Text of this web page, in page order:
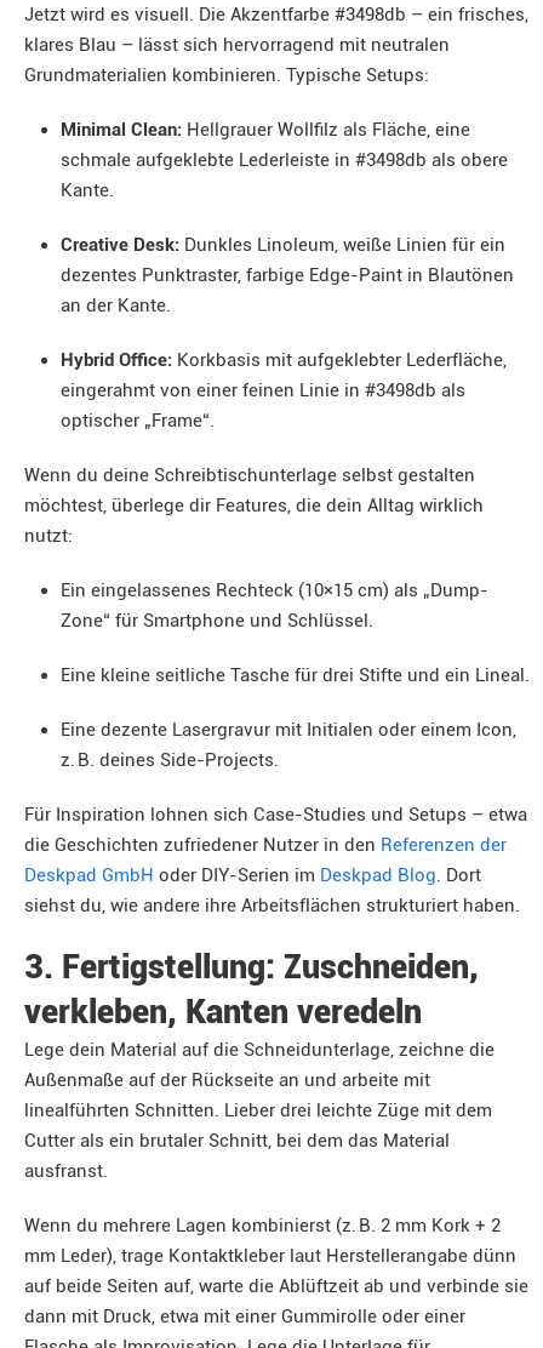
Jetzt wird es visuell. Die Akzentfarbe #3498db – ein frisches,
klares Blau – lässt sich hervorragend mit neutralen
Grundmaterialien kombinieren. Typische Setups:
Minimal Clean: Hellgrauer Wollfilz als Fläche, eine
schmale aufgeklebte Lederleiste in #3498db als obere
Kante.
Creative Desk: Dunkles Linoleum, weiße Linien für ein
dezentes Punktraster, farbige Edge-Paint in Blautönen
an der Kante.
Hybrid Office: Korkbasis mit aufgeklebter Lederfläche,
eingerahmt von einer feinen Linie in #3498db als
optischer „Frame“.
Wenn du deine Schreibtischunterlage selbst gestalten
möchtest, überlege dir Features, die dein Alltag wirklich
nutzt:
Ein eingelassenes Rechteck (10×15 cm) als „Dump-
Zone“ für Smartphone und Schlüssel.
Eine kleine seitliche Tasche für drei Stifte und ein Lineal.
Eine dezente Lasergravur mit Initialen oder einem Icon,
z. B. deines Side-Projects.
Für Inspiration lohnen sich Case-Studies und Setups – etwa
die Geschichten zufriedener Nutzer in den Referenzen der
Deskpad GmbH oder DIY-Serien im Deskpad Blog. Dort
siehst du, wie andere ihre Arbeitsflächen strukturiert haben.
3. Fertigstellung: Zuschneiden,
verkleben, Kanten veredeln
Lege dein Material auf die Schneidunterlage, zeichne die
Außenmaße auf der Rückseite an und arbeite mit
linealführten Schnitten. Lieber drei leichte Züge mit dem
Cutter als ein brutaler Schnitt, bei dem das Material
ausfranst.
Wenn du mehrere Lagen kombinierst (z. B. 2 mm Kork + 2
mm Leder), trage Kontaktkleber laut Herstellerangabe dünn
auf beide Seiten auf, warte die Ablüftzeit ab und verbinde sie
dann mit Druck, etwa mit einer Gummirolle oder einer